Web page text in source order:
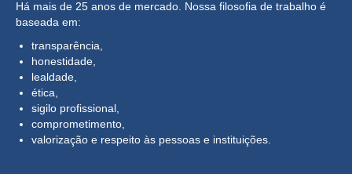
Há mais de 25 anos de mercado. Nossa filosofia de trabalho é
baseada em:
transparência,
honestidade,
lealdade,
ética,
sigilo profissional,
comprometimento,
valorização e respeito às pessoas e instituições.